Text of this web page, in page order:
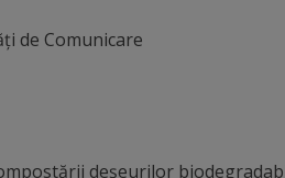
de Comunicare
deșeurilor